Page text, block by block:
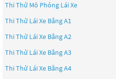
Thi Thử Mô Phỏng Lái Xe
Thi Thử Lái Xe Bằng A1
Thi Thử Lái Xe Bằng A2
Thi Thử Lái Xe Bằng A3
Thi Thử Lái Xe Bằng A4